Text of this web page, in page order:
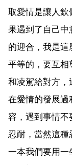
取愛情是讓人欽
果遇到了自己中
的迎合，我是
平等的，要互相
和凌駕給對方，
在愛情的發展過
容，遇到事情不
忍耐，當然這
一本我們要用一